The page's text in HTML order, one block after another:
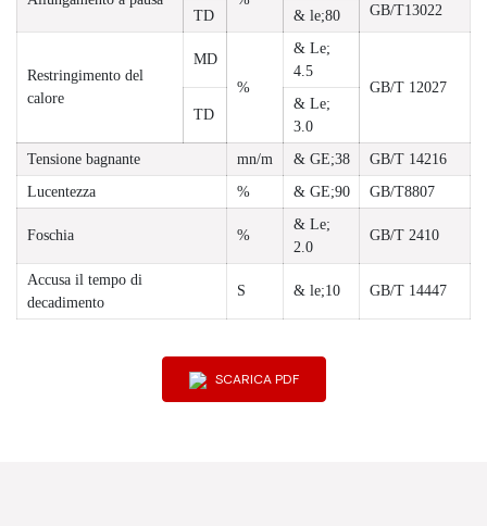
GB/T13022
TD & le;80
Restringimento del
calore
MD
%
& Le;
4.5
GB/T 12027
TD
& Le;
3.0
Tensione bagnante
mn/m & GE;38
GB/T 14216
Lucentezza
% & GE;90 GB/T8807
Foschia %
& Le;
2.0
GB/T 2410
Accusa il tempo di
decadimento
S & le;10 GB/T 14447
SCARICA PDF